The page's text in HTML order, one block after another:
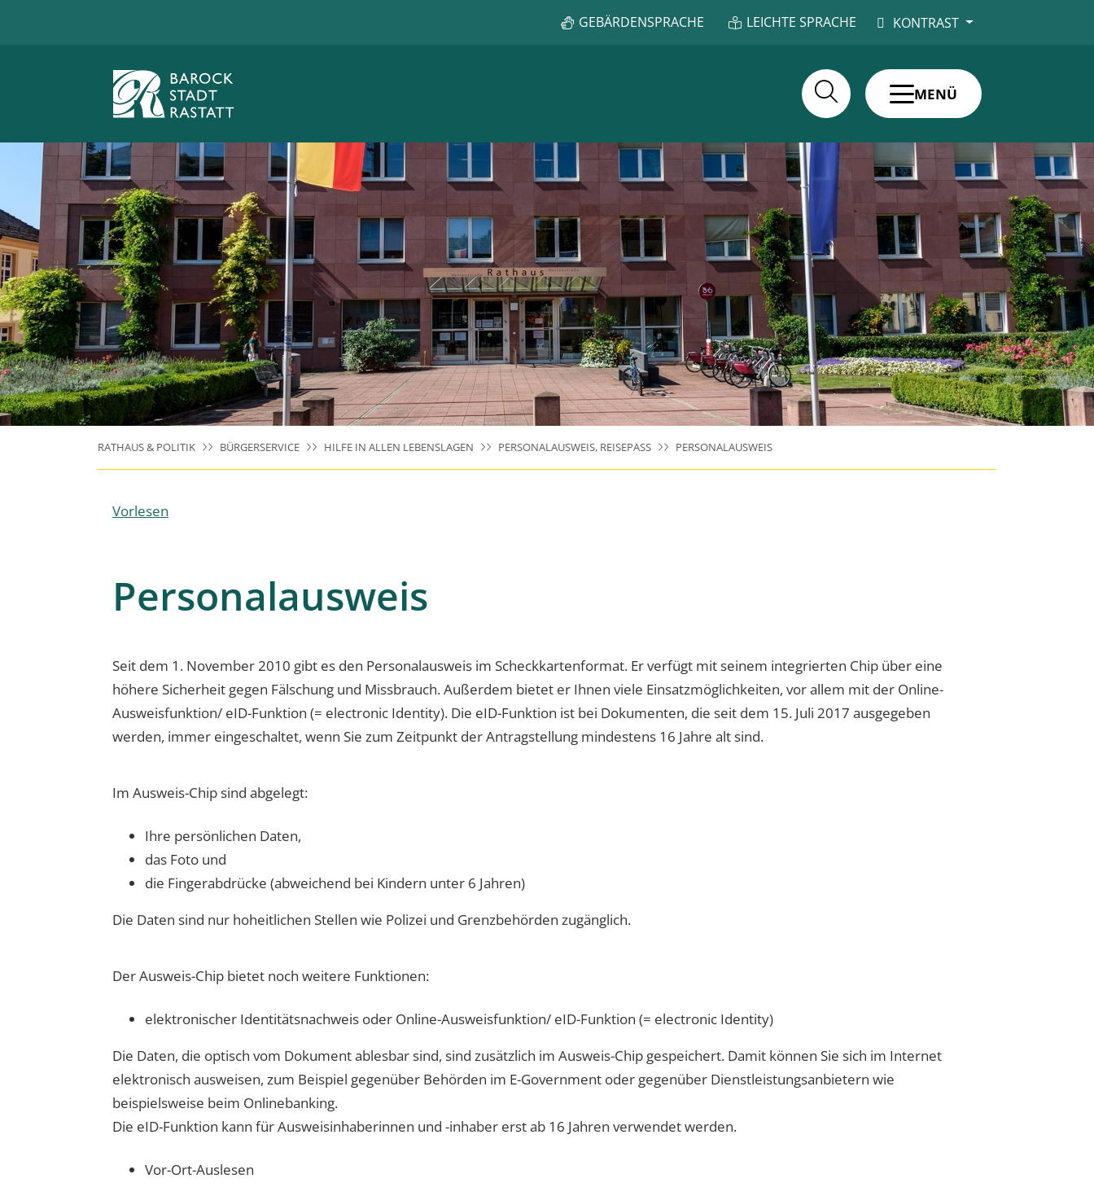
GEBÄRDENSPRACHE LEICHTE SPRACHE KONTRAST
MENÜ
RATHAUS & POLITIK BÜRGERSERVICE HILFE IN ALLEN LEBENSLAGEN PERSONALAUSWEIS, REISEPASS PERSONALAUSWEIS
Vorlesen
Personalausweis
Seit dem 1. November 2010 gibt es den Personalausweis im Scheckkartenformat. Er verfügt mit seinem integrierten Chip über eine
höhere Sicherheit gegen Fälschung und Missbrauch. Außerdem bietet er Ihnen viele Einsatzmöglichkeiten, vor allem mit der Online-
Ausweisfunktion/ eID-Funktion (= electronic Identity). Die eID-Funktion ist bei Dokumenten, die seit dem 15. Juli 2017 ausgegeben
werden, immer eingeschaltet, wenn Sie zum Zeitpunkt der Antragstellung mindestens 16 Jahre alt sind.
Im Ausweis-Chip sind abgelegt:
Ihre persönlichen Daten,
das Foto und
die Fingerabdrücke (abweichend bei Kindern unter 6 Jahren)
Die Daten sind nur hoheitlichen Stellen wie Polizei und Grenzbehörden zugänglich.
Der Ausweis-Chip bietet noch weitere Funktionen:
elektronischer Identitätsnachweis oder Online-Ausweisfunktion/ eID-Funktion (= electronic Identity)
Die Daten, die optisch vom Dokument ablesbar sind, sind zusätzlich im Ausweis-Chip gespeichert. Damit können Sie sich im Internet
elektronisch ausweisen, zum Beispiel gegenüber Behörden im E-Government oder gegenüber Dienstleistungsanbietern wie
beispielsweise beim Onlinebanking.
Die eID-Funktion kann für Ausweisinhaberinnen und -inhaber erst ab 16 Jahren verwendet werden.
Vor-Ort-Auslesen